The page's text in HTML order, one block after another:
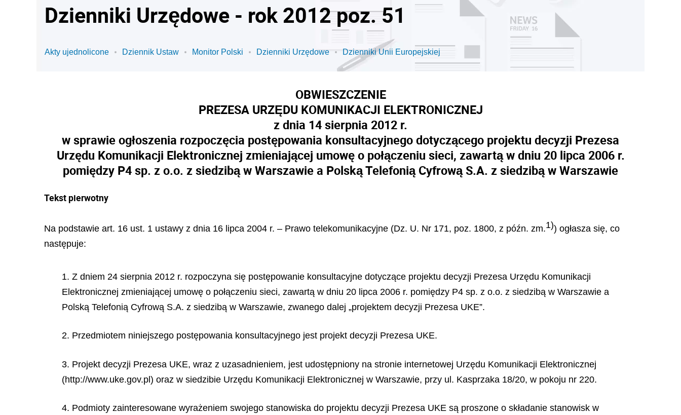
Dzienniki Urzędowe - rok 2012 poz. 51
Akty ujednolicone Dziennik Ustaw Monitor Polski Dzienniki Urzędowe Dzienniki Unii Europejskiej
OBWIESZCZENIE
PREZESA URZĘDU KOMUNIKACJI ELEKTRONICZNEJ
z dnia 14 sierpnia 2012 r.
w sprawie ogłoszenia rozpoczęcia postępowania konsultacyjnego dotyczącego projektu decyzji Prezesa
Urzędu Komunikacji Elektronicznej zmieniającej umowę o połączeniu sieci, zawartą w dniu 20 lipca 2006 r.
pomiędzy P4 sp. z o.o. z siedzibą w Warszawie a Polską Telefonią Cyfrową S.A. z siedzibą w Warszawie
Tekst pierwotny
Na podstawie art. 16 ust. 1 ustawy z dnia 16 lipca 2004 r. – Prawo telekomunikacyjne (Dz. U. Nr 171, poz. 1800, z późn. zm.1)) ogłasza się, co
następuje:
1. Z dniem 24 sierpnia 2012 r. rozpoczyna się postępowanie konsultacyjne dotyczące projektu decyzji Prezesa Urzędu Komunikacji
Elektronicznej zmieniającej umowę o połączeniu sieci, zawartą w dniu 20 lipca 2006 r. pomiędzy P4 sp. z o.o. z siedzibą w Warszawie a
Polską Telefonią Cyfrową S.A. z siedzibą w Warszawie, zwanego dalej „projektem decyzji Prezesa UKE”.
2. Przedmiotem niniejszego postępowania konsultacyjnego jest projekt decyzji Prezesa UKE.
3. Projekt decyzji Prezesa UKE, wraz z uzasadnieniem, jest udostępniony na stronie internetowej Urzędu Komunikacji Elektronicznej
(http://www.uke.gov.pl) oraz w siedzibie Urzędu Komunikacji Elektronicznej w Warszawie, przy ul. Kasprzaka 18/20, w pokoju nr 220.
4. Podmioty zainteresowane wyrażeniem swojego stanowiska do projektu decyzji Prezesa UKE są proszone o składanie stanowisk w